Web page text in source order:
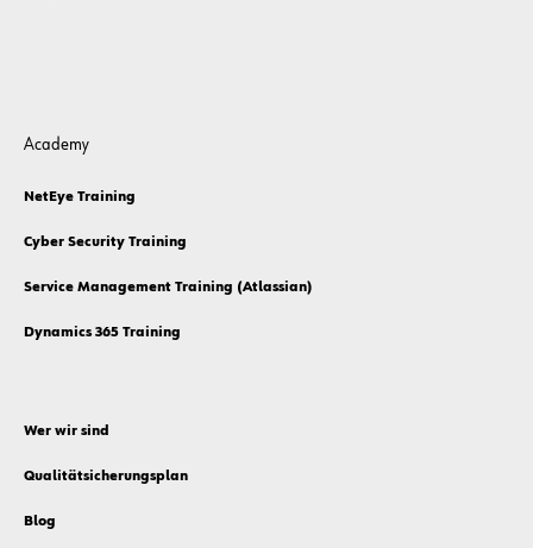
Academy
NetEye Training
Cyber Security Training
Service Management Training (Atlassian)
Dynamics 365 Training
Wer wir sind
Qualitätsicherungsplan
Blog